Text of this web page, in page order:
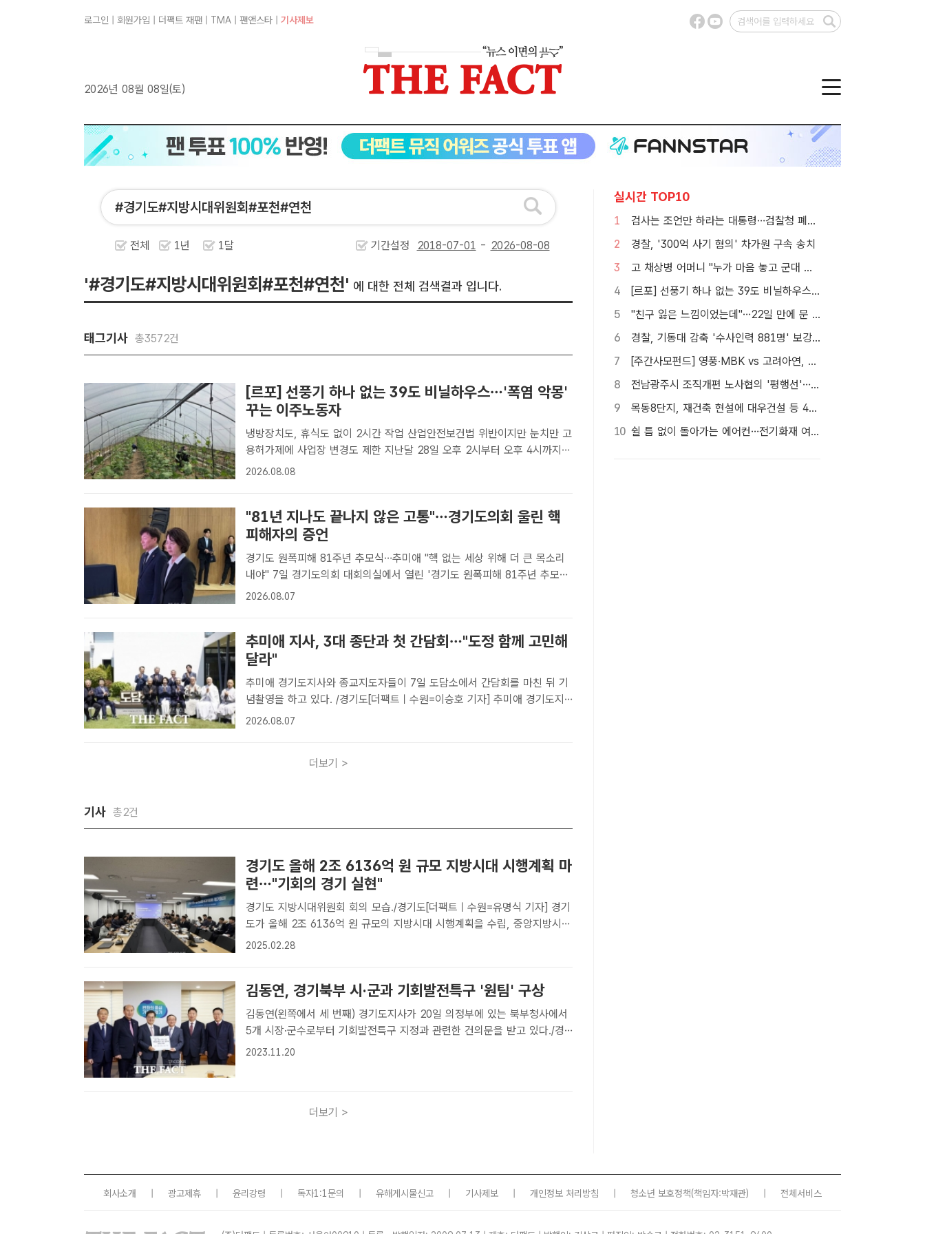
로그인 회원가입 더팩트 재팬 TMA 팬앤스타 기사제보
2026년 08월 08일(토)
전체 1년 1달 기간설정 -
'#경기도#지방시대위원회#포천#연천' 에 대한 전체 검색결과 입니다.
태그기사 총3572건
[르포] 선풍기 하나 없는 39도 비닐하우스…'폭염 악몽'
꾸는 이주노동자
냉방장치도, 휴식도 없이 2시간 작업 산업안전보건법 위반이지만 눈치만 고
용허가제에 사업장 변경도 제한 지난달 28일 오후 2시부터 오후 4시까지
경기 포천시의 한 늙은호박 농장 비닐하우스에서 소폰(가명·27) 씨와 마웅
2026.08.08
"81년 지나도 끝나지 않은 고통"…경기도의회 울린 핵
피해자의 증언
경기도 원폭피해 81주년 추모식…추미애 "핵 없는 세상 위해 더 큰 목소리
내야" 7일 경기도의회 대회의실에서 열린 '경기도 원폭피해 81주년 추모
식'에서 추미애 경기도지사와 남종섭 경기도의회 의장이 헌화하기 위해 나
2026.08.07
추미애 지사, 3대 종단과 첫 간담회…"도정 함께 고민해
달라"
추미애 경기도지사와 종교지도자들이 7일 도담소에서 간담회를 마친 뒤 기
념촬영을 하고 있다. /경기도[더팩트ㅣ수원=이승호 기자] 추미애 경기도지
사가 7일 민선 9기 출범 이후 처음으로 도내 3대 종단 종교지도자들과 만나
2026.08.07
더보기 >
기사 총2건
경기도 올해 2조 6136억 원 규모 지방시대 시행계획 마
련…"기회의 경기 실현"
경기도 지방시대위원회 회의 모습./경기도[더팩트ㅣ수원=유명식 기자] 경기
도가 올해 2조 6136억 원 규모의 지방시대 시행계획을 수립, 중앙지방시대
위원회에 제출했다.경기도는 지난 25일 지방시대위원회를 열어 시행계획을
2025.02.28
김동연, 경기북부 시·군과 기회발전특구 '원팀' 구상
김동연(왼쪽에서 세 번째) 경기도지사가 20일 의정부에 있는 북부청사에서
5개 시장·군수로부터 기회발전특구 지정과 관련한 건의문을 받고 있다./경
기도[더팩트ㅣ경기=유명식 기자] 양주·포천·동두천·연천·가평 등 경기북부 5
2023.11.20
더보기 >
실시간 TOP10
1
검사는 조언만 하라는 대통령…검찰청 폐지 앞둔 합수본 '딜레마'
2
경찰, '300억 사기 혐의' 차가원 구속 송치
3
고 채상병 어머니 "누가 마음 놓고 군대 보내겠나"…임성근 징역 3년에 분통
4
[르포] 선풍기 하나 없는 39도 비닐하우스…'폭염 악몽' 꾸는 이주노동자
5
"친구 잃은 느낌이었는데"…22일 만에 문 연 홈플러스 가보니[TF현장]
6
경찰, 기동대 감축 '수사인력 881명' 보강…9월 초까지 상피제 시행
7
[주간사모펀드] 영풍·MBK vs 고려아연, 美 제련소 이름 두고 고발전
8
전남광주시 조직개편 노사협의 '평행선'…핵심부서 배치 결론 못 내
9
목동8단지, 재건축 현설에 대우건설 등 4곳…경쟁 입찰 성사될까
10
쉴 틈 없이 돌아가는 에어컨…전기화재 여름철에 몰린다
회사소개 광고제휴 윤리강령 독자1:1문의 유해게시물신고 기사제보 개인정보 처리방침 청소년 보호정책(책임자:박재관) 전체서비스